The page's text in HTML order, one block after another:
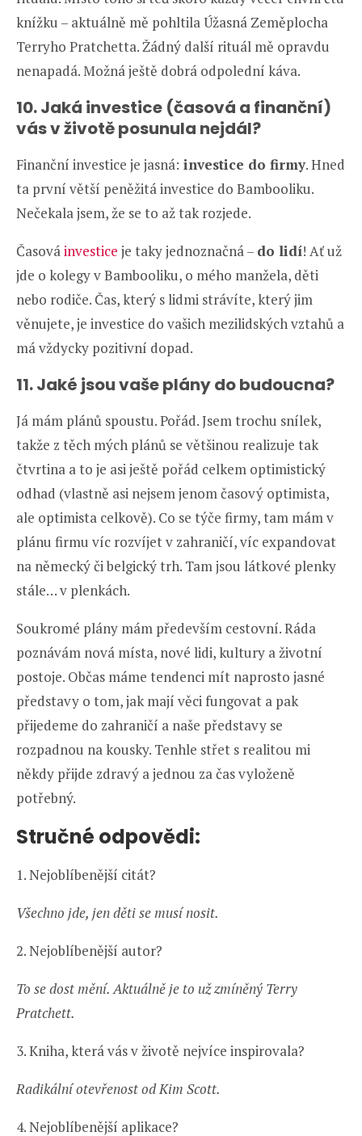
knížku – aktuálně mě pohltila Úžasná Zeměplocha
Terryho Pratchetta. Žádný další rituál mě opravdu
nenapadá. Možná ještě dobrá odpolední káva.
10. Jaká investice (časová a finanční)
vás v životě posunula nejdál?
Finanční investice je jasná: investice do firmy. Hned
ta první větší peněžitá investice do Bambooliku.
Nečekala jsem, že se to až tak rozjede.
Časováinvestice je taky jednoznačná – do lidí! Ať už
jde o kolegy v Bambooliku, o mého manžela, děti
nebo rodiče. Čas, který s lidmi strávíte, který jim
věnujete, je investice do vašich mezilidských vztahů a
má vždycky pozitivní dopad.
11. Jaké jsou vaše plány do budoucna?
Já mám plánů spoustu. Pořád. Jsem trochu snílek,
takže z těch mých plánů se většinou realizuje tak
čtvrtina a to je asi ještě pořád celkem optimistický
odhad (vlastně asi nejsem jenom časový optimista,
ale optimista celkově). Co se týče firmy, tam mám v
plánu firmu víc rozvíjet v zahraničí, víc expandovat
na německý či belgický trh. Tam jsou látkové plenky
stále… v plenkách.
Soukromé plány mám především cestovní. Ráda
poznávám nová místa, nové lidi, kultury a životní
postoje. Občas máme tendenci mít naprosto jasné
představy o tom, jak mají věci fungovat a pak
přijedeme do zahraničí a naše představy se
rozpadnou na kousky. Tenhle střet s realitou mi
někdy přijde zdravý a jednou za čas vyloženě
potřebný.
Stručné odpovědi:
1. Nejoblíbenější citát?
Všechno jde, jen děti se musí nosit.
2. Nejoblíbenější autor?
To se dost mění. Aktuálně je to už zmíněný Terry
Pratchett.
3. Kniha, která vás v životě nejvíce inspirovala?
Radikální otevřenost od Kim Scott.
4. Nejoblíbenější aplikace?